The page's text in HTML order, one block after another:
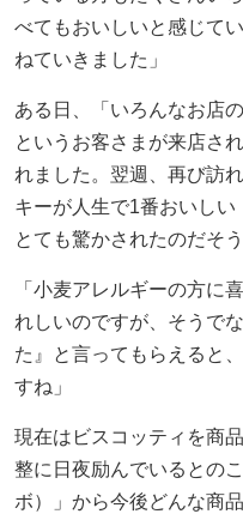
べてもおいしいと感じて
ねていきました」
ある日、「いろんなお店
というお客さまが来店さ
れました。翌週、再び訪
キーが人生で1番おいし
とても驚かされたのだそう
「小麦アレルギーの方に
れしいのですが、そうで
た』と言ってもらえると
すね」
現在はビスコッティを商
整に日夜励んでいるとの
ボ）」から今後どんな商